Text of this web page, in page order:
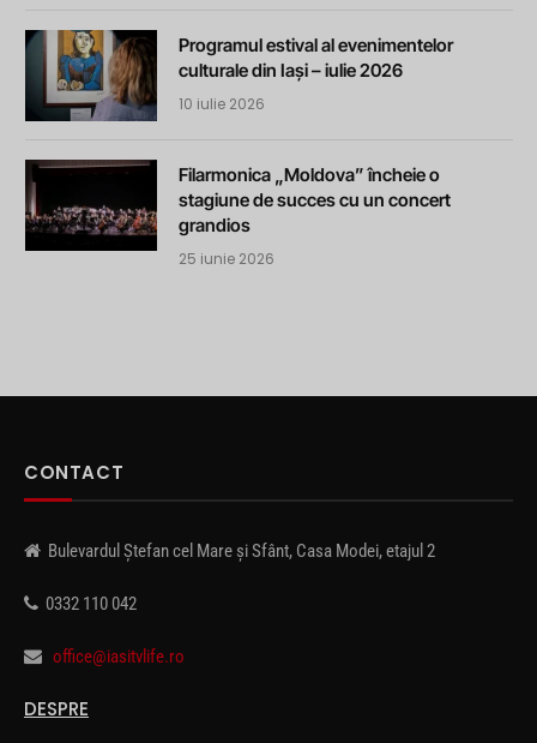
Programul estival al evenimentelor
culturale din Iași – iulie 2026
10 iulie 2026
Filarmonica „Moldova” încheie o
stagiune de succes cu un concert
grandios
25 iunie 2026
CONTACT
Bulevardul Ștefan cel Mare și Sfânt, Casa Modei, etajul 2
0332 110 042
office@iasitvlife.ro
DESPRE